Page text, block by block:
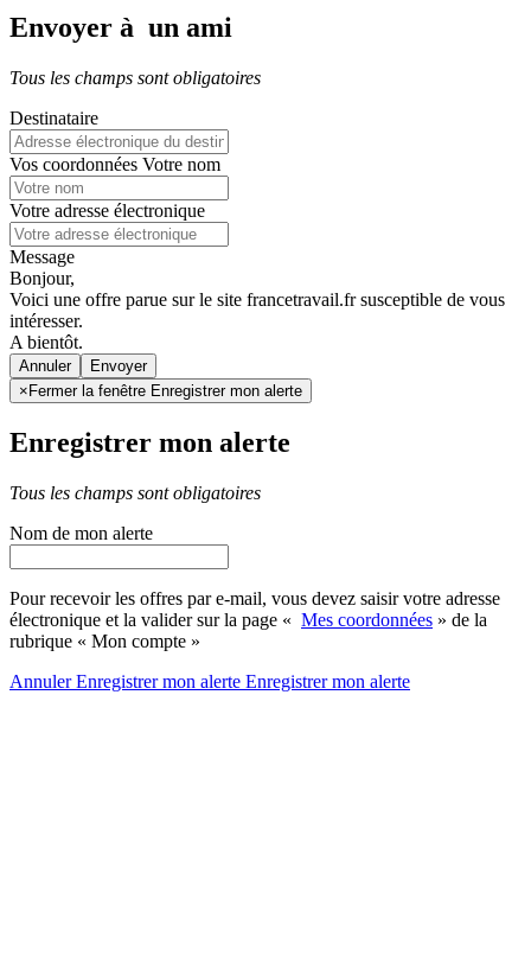
Envoyer à un ami
Tous les champs sont obligatoires
Destinataire
Vos coordonnées Votre nom
Votre adresse électronique
Message
Bonjour,
Voici une offre parue sur le site francetravail.fr susceptible de vous
intéresser.
A bientôt.
Annuler
× Fermer la fenêtre Enregistrer mon alerte
Enregistrer mon alerte
Tous les champs sont obligatoires
Nom de mon alerte
Pour recevoir les offres par e-mail, vous devez saisir votre adresse
électronique et la valider sur la page « Mes coordonnées » de la
rubrique « Mon compte »
AnnulerEnregistrer mon alerte Enregistrermon alerte